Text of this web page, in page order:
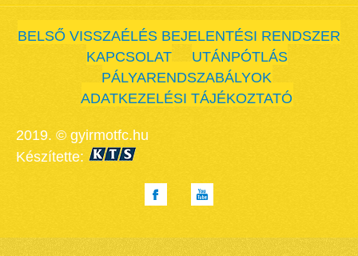
BELSŐ VISSZAÉLÉS BEJELENTÉSI RENDSZER
KAPCSOLAT
UTÁNPÓTLÁS
PÁLYARENDSZABÁLYOK
ADATKEZELÉSI TÁJÉKOZTATÓ
2019. © gyirmotfc.hu
Készítette: